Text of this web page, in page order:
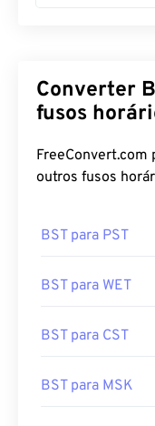
Converter
fusos
FreeConvert.com
outros fusos
BST para PST
BST para WET
BST para CST
BST para MSK